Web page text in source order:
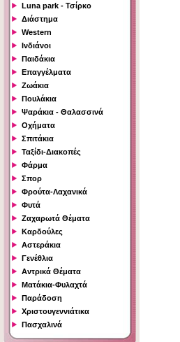
Luna park - Τσίρκο
Διάστημα
Western
Ινδιάνοι
Παιδάκια
Επαγγέλματα
Ζωάκια
Πουλάκια
Ψαράκια - Θαλασσινά
Οχήματα
Σπιτάκια
Ταξίδι-Διακοπές
Φάρμα
Σπορ
Φρούτα-Λαχανικά
Φυτά
Ζαχαρωτά Θέματα
Καρδούλες
Αστεράκια
Γενέθλια
Αντρικά Θέματα
Ματάκια-Φυλαχτά
Παράδοση
Χριστουγεννιάτικα
Πασχαλινά